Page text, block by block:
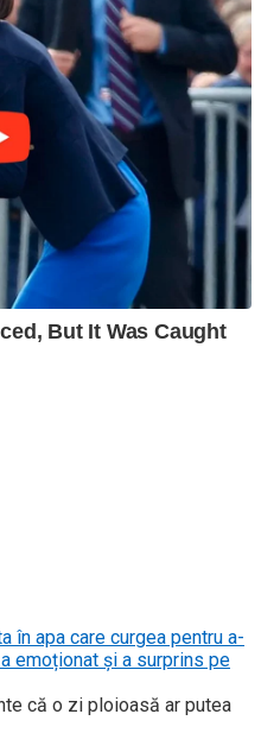
în apa care curgea pentru a-
emoționat și a surprins pe
că o zi ploioasă ar putea